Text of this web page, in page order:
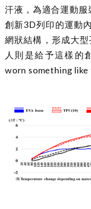
汗液，為適合運動服
創新3D列印的運動
網狀結構，形成大
人則是給予這樣的
worn something like